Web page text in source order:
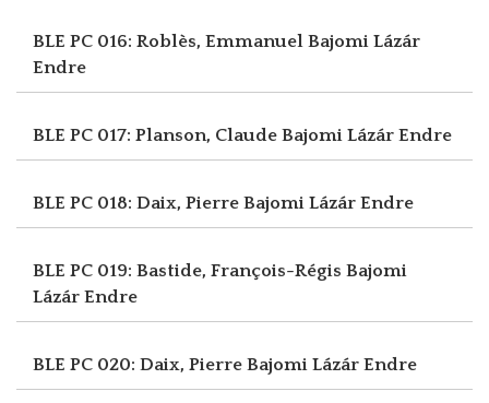
BLE PC 016: Roblès, Emmanuel Bajomi Lázár
Endre
BLE PC 017: Planson, Claude Bajomi Lázár Endre
BLE PC 018: Daix, Pierre Bajomi Lázár Endre
BLE PC 019: Bastide, François-Régis Bajomi
Lázár Endre
BLE PC 020: Daix, Pierre Bajomi Lázár Endre